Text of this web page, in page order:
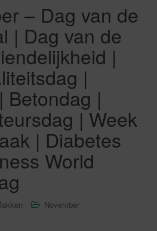
a
e
– Dag van de
| Dag van de
|
|
Betondag |
| Week
| Diabetes
World
November